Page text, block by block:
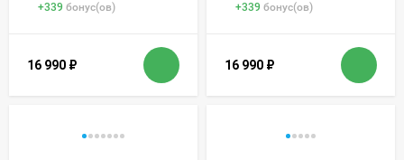
+339 бонус(ов)
16 990 ₽
+339 бонус(ов)
16 990 ₽